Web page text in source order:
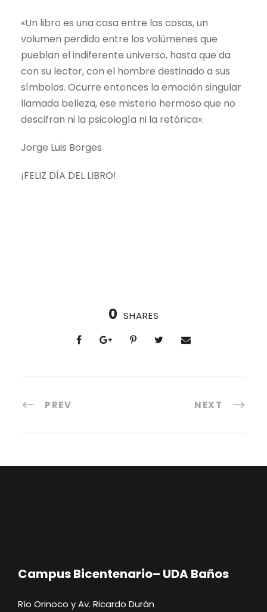
«Un libro es una cosa entre las cosas, un
volumen perdido entre los volúmenes que
pueblan el indiferente universo, hasta que da
con su lector, con el hombre destinado a sus
símbolos. Ocurre entonces la emoción singular
llamada belleza, ese misterio hermoso que no
descifran ni la psicología ni la retórica».
Jorge Luis Borges
¡FELIZ DÍA DEL LIBRO!
0 SHARES
PREV NEXT
Campus Bicentenario– UDA Baños
Río Orinoco y Av. Ricardo Durán